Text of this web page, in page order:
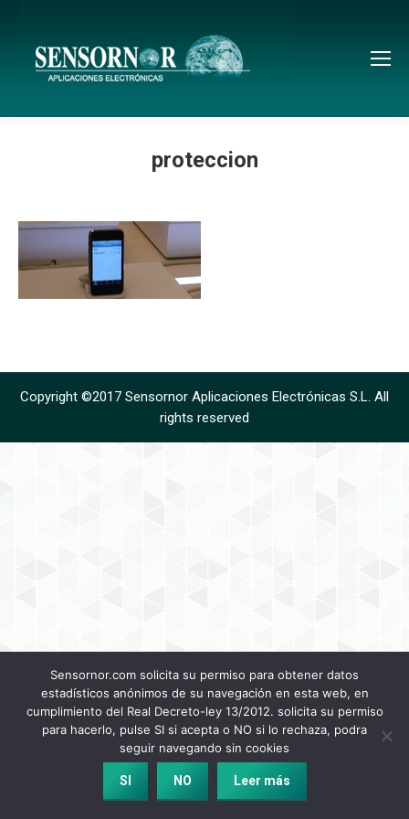
proteccion
Copyright ©2017 Sensornor Aplicaciones Electrónicas S.L. All
rights reserved
Sensornor.com solicita su permiso para obtener datos
estadísticos anónimos de su navegación en esta web, en
cumplimiento del Real Decreto-ley 13/2012. solicita su permiso
para hacerlo, pulse SI si acepta o NO si lo rechaza, podra
seguir navegando sin cookies
SI NO Leer más